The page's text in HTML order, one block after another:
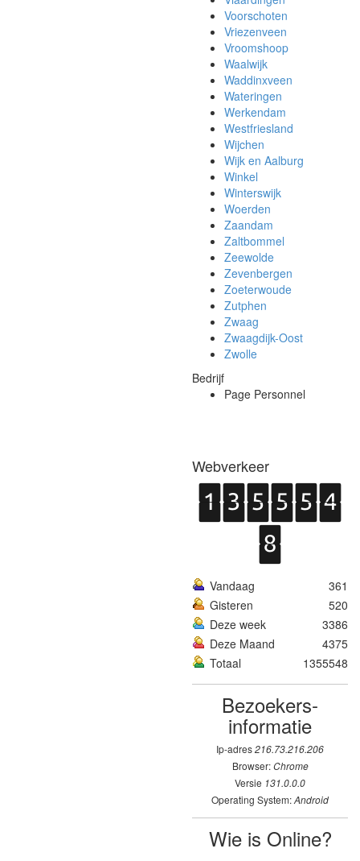
Voorschoten
Vriezenveen
Vroomshoop
Waalwijk
Waddinxveen
Wateringen
Werkendam
Westfriesland
Wijchen
Wijk en Aalburg
Winkel
Winterswijk
Woerden
Zaandam
Zaltbommel
Zeewolde
Zevenbergen
Zoeterwoude
Zutphen
Zwaag
Zwaagdijk-Oost
Zwolle
Bedrijf
Page Personnel
Webverkeer
Vandaag
361
Gisteren
520
Deze week
3386
Deze Maand
4375
Totaal
1355548
Bezoekers­
informatie
Ip-adres216.73.216.206
Browser:Chrome
Versie 131.0.0.0
Operating System:Android
Wie is Online?